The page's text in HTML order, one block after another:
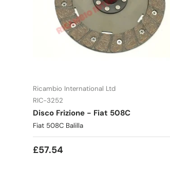
Ricambio International Ltd
RIC-3252
Disco Frizione - Fiat 508C
Fiat 508C Balilla
£57.54